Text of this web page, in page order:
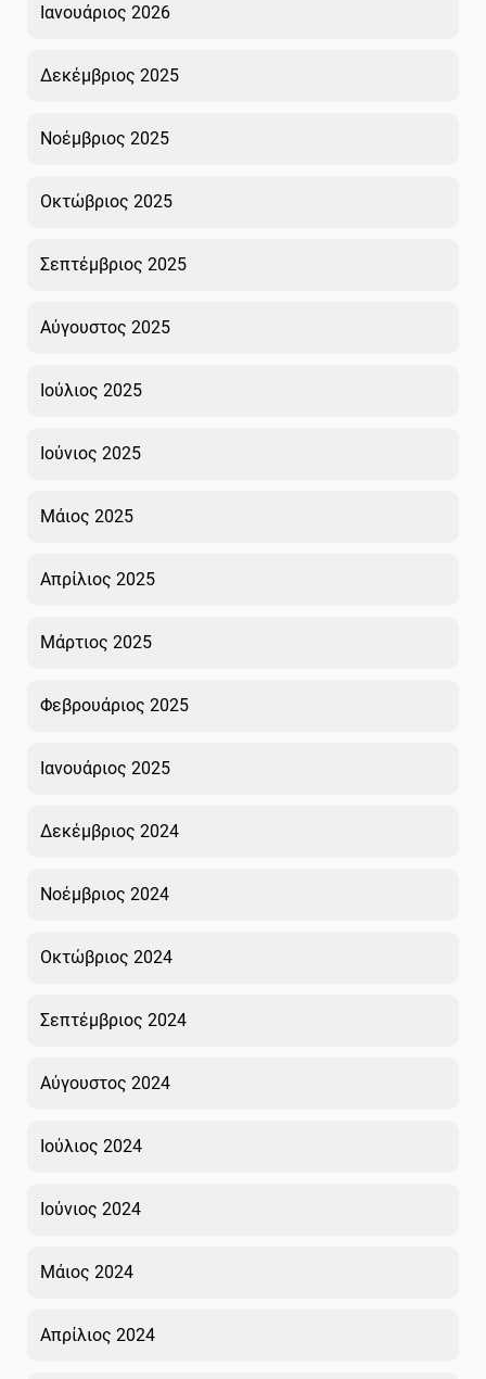
Ιανουάριος 2026
Δεκέμβριος 2025
Νοέμβριος 2025
Οκτώβριος 2025
Σεπτέμβριος 2025
Αύγουστος 2025
Ιούλιος 2025
Ιούνιος 2025
Μάιος 2025
Απρίλιος 2025
Μάρτιος 2025
Φεβρουάριος 2025
Ιανουάριος 2025
Δεκέμβριος 2024
Νοέμβριος 2024
Οκτώβριος 2024
Σεπτέμβριος 2024
Αύγουστος 2024
Ιούλιος 2024
Ιούνιος 2024
Μάιος 2024
Απρίλιος 2024